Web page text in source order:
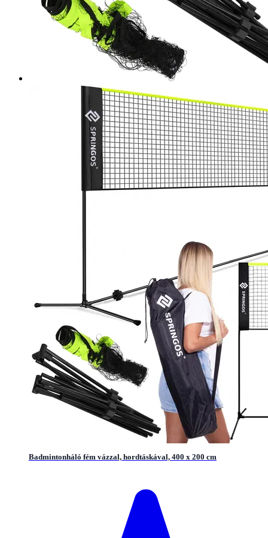
Badmintonháló fém vázzal, hordtáskával, 400 x 200 cm